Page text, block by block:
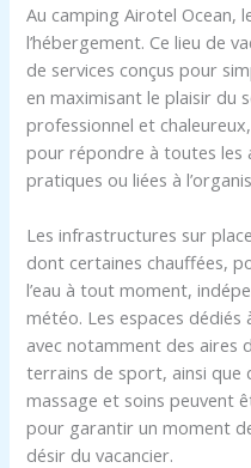
Au camping Airotel Ocean,
l’hébergement. Ce lieu de
de services conçus pour
en maximisant le plaisir du
professionnel et
pour répondre à toutes les
pratiques ou liées à
Les infrastructures sur
dont certaines chauffées,
l’eau à tout moment,
météo. Les espaces
avec notamment des aires
terrains de sport, ainsi que
massage et soins peuvent
pour garantir un moment
désir du vacancier.